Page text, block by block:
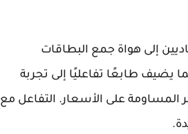
إلى هواة جمع البطاقات
طابعًا تفاعليًا إلى تجربة
على الأسعار. التفاعل مع